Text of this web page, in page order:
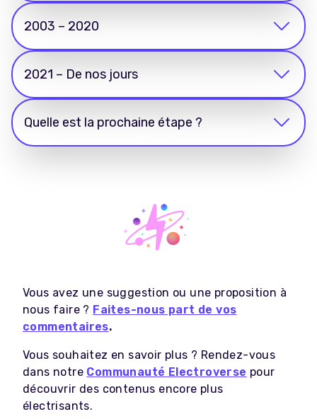
2003 – 2020
2021 – De nos jours
Quelle est la prochaine étape ?
Vous avez une suggestion ou une proposition à
nous faire ? Faites-nous part de vos
commentaires.
Vous souhaitez en savoir plus ? Rendez-vous
dans notre Communauté Electroverse pour
découvrir des contenus encore plus
électrisants.